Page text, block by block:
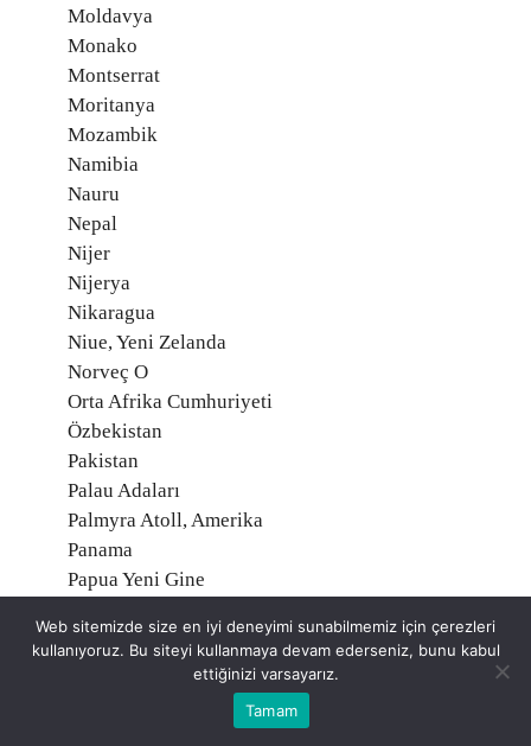
Moldavya
Monako
Montserrat
Moritanya
Mozambik
Namibia
Nauru
Nepal
Nijer
Nijerya
Nikaragua
Niue, Yeni Zelanda
Norveç O
Orta Afrika Cumhuriyeti
Özbekistan
Pakistan
Palau Adaları
Palmyra Atoll, Amerika
Panama
Papua Yeni Gine
Peru
Porto Riko, Amerika
Web sitemizde size en iyi deneyimi sunabilmemiz için çerezleri
kullanıyoruz. Bu siteyi kullanmaya devam ederseniz, bunu kabul
ettiğinizi varsayarız.
Tamam